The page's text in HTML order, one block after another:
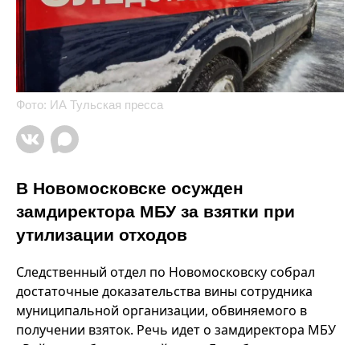
Фото: ИА Тульская пресса
В Новомосковске осужден
замдиректора МБУ за взятки при
утилизации отходов
Следственный отдел по Новомосковску собрал
достаточные доказательства вины сотрудника
муниципальной организации, обвиняемого в
получении взяток. Речь идет о замдиректора МБУ